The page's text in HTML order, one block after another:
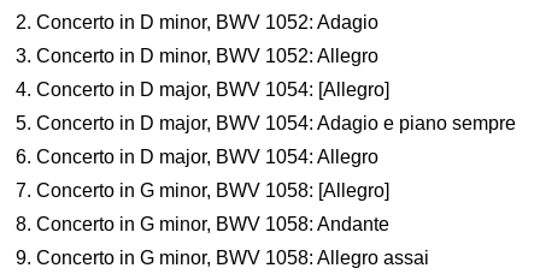
2. Concerto in D minor, BWV 1052: Adagio
3. Concerto in D minor, BWV 1052: Allegro
4. Concerto in D major, BWV 1054: [Allegro]
5. Concerto in D major, BWV 1054: Adagio e piano sempre
6. Concerto in D major, BWV 1054: Allegro
7. Concerto in G minor, BWV 1058: [Allegro]
8. Concerto in G minor, BWV 1058: Andante
9. Concerto in G minor, BWV 1058: Allegro assai